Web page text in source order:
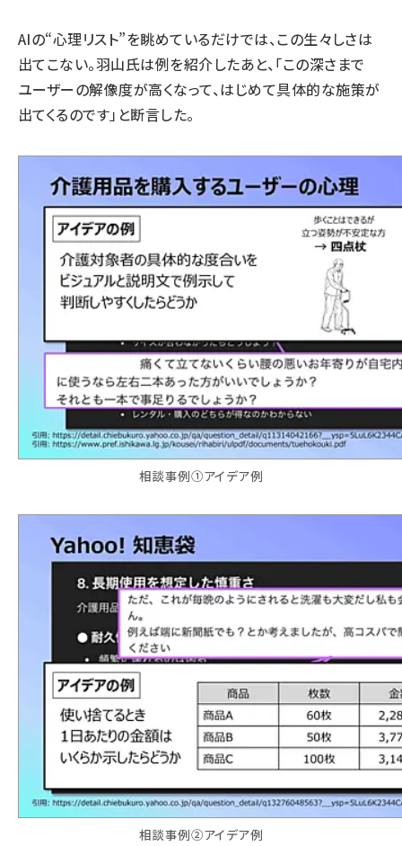
AIの“心理リスト”を眺めているだけでは、この生々しさは
出てこない。羽山氏は例を紹介したあと、「この深さまで
ユーザーの解像度が高くなって、はじめて具体的な施策が
出てくるのです」と断言した。
相談事例①アイデア例
相談事例②アイデア例